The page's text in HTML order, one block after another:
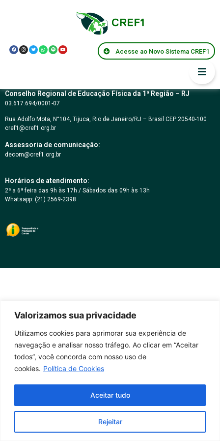
Valorizamos sua privacidade
Utilizamos cookies para aprimorar sua experiência de
navegação e analisar nosso tráfego. Ao clicar em “Aceitar
todos”, você concorda com nosso uso de
cookies. Política de Cookies
Rejeitar
Aceitar tudo
Acesse ao Novo Sistema CREF1
Resolução CREF1 nº
128/2023
Conselho Regional de Educação Física da 1ª Região – RJ
03.617.694/0001-07
Rua Adolfo Mota, N°104, Tijuca, Rio de Janeiro/RJ – Brasil CEP 20540-100
cref1@cref1.org.br
Assessoria de comunicação:
decom@cref1.org.br
Horários de atendimento:
2ª a 6ª feira das 9h às 17h / Sábados das 09h às 13h
Whatsapp: (21) 2569-2398